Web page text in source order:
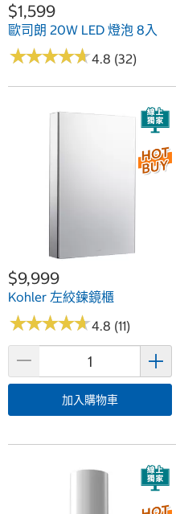
$1,599
歐司朗 20W LED 燈泡 8入
★★★★★
★★★★★4.8 (32)
$9,999
Kohler 左絞鍊鏡櫃
★★★★★
★★★★★4.8 (11)
加入購物車